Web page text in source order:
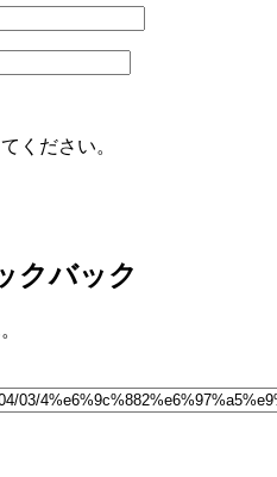
ください。
クバック